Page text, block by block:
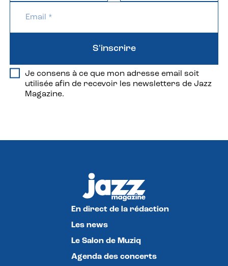
Je consens à ce que mon adresse email soit
utilisée afin de recevoir les newsletters de Jazz
Magazine.
S'inscrire
En direct de la rédaction
Les news
Le Salon de Muziq
Agenda des concerts